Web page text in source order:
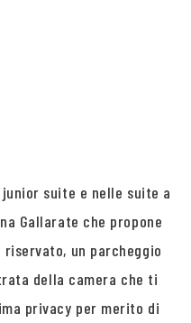
suite e nelle suite a
Gallarate che propone
un parcheggio
della camera che ti
privacy per merito di